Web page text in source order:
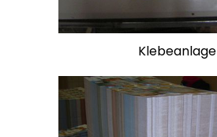
Klebeanlage